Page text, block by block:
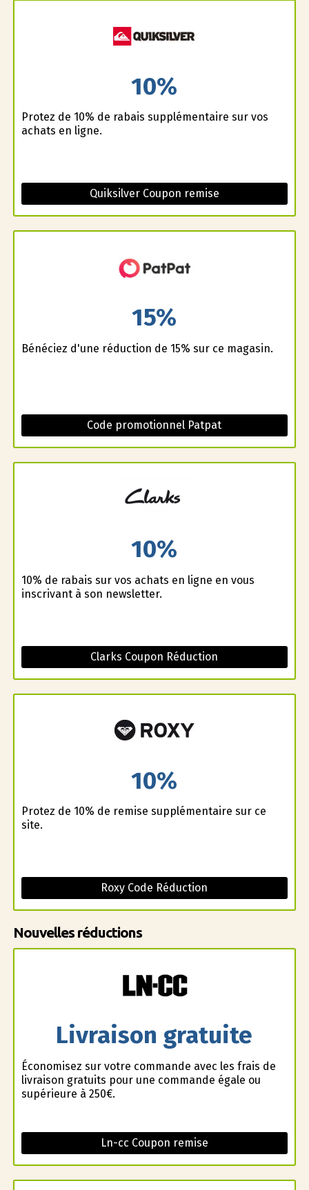
10%
Profitez de 10% de rabais supplémentaire sur vos
achats en ligne.
Quiksilver Coupon remise
15%
Bénéficiez d'une réduction de 15% sur ce magasin.
Code promotionnel Patpat
10%
10% de rabais sur vos achats en ligne en vous
inscrivant à son newsletter.
Clarks Coupon Réduction
10%
Profitez de 10% de remise supplémentaire sur ce
site.
Roxy Code Réduction
Nouvelles réductions
Livraison gratuite
Économisez sur votre commande avec les frais de
livraison gratuits pour une commande égale ou
supérieure à 250€.
Ln-cc Coupon remise